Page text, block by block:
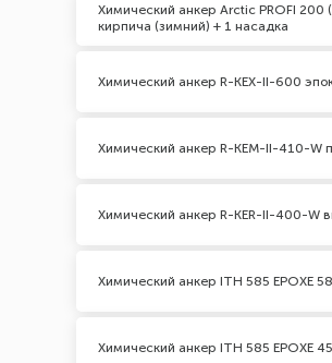
Химический анкер Arctic PROFI
кирпича (зимний) + 1 насадка
Химический анкер R-KEX-II-600
Химический анкер R-KEM-II-410-W
Химический анкер R-KER-II-400-W
Химический анкер ITH 585 EPOXЕ
Химический анкер ITH 585 EPOXЕ